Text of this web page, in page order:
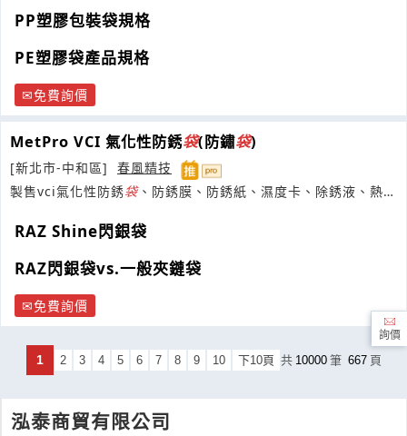
PP塑膠包裝袋規格
PE塑膠袋產品規格
免費詢價
MetPro VCI 氣化性防銹袋(防鏽袋)
[新北市-中和區]
春風精技
製售vci氣化性防銹袋、防銹膜、防銹紙、濕度卡、除銹液、熱封
RAZ Shine閃銀袋
RAZ閃銀袋vs.一般夾鏈袋
免費詢價
1 2 3 4 5 6 7 8 9 10 下10頁 共 10000 筆 667 頁
泓泰商貿有限公司
詢價